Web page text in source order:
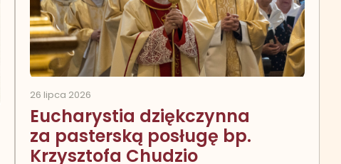
26 lipca 2026
Eucharystia dziękczynna
za pasterską posługę bp.
Krzysztofa Chudzio